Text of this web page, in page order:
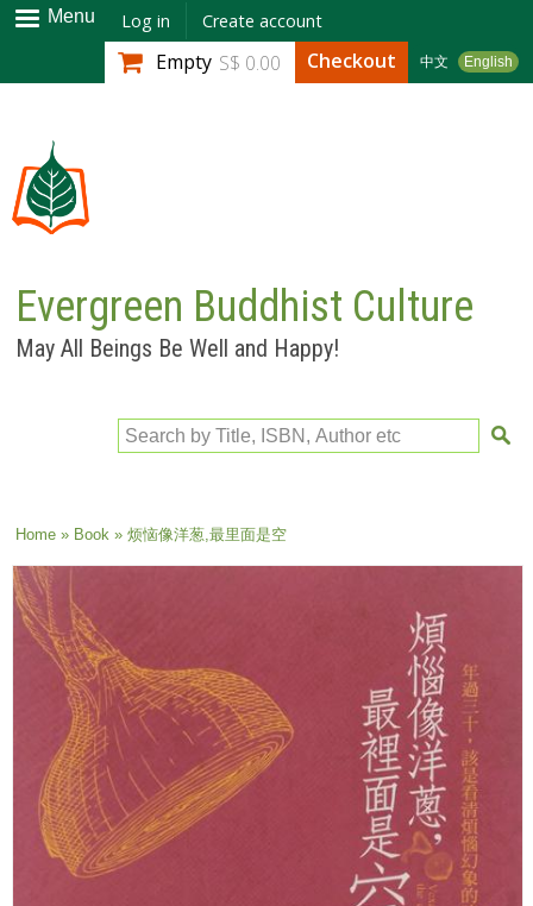
Skip to
main
content
Menu Log in Create account
中文 English
Empty S$ 0.00 Checkout
Evergreen Buddhist Culture
May All Beings Be Well and Happy!
Search by Title, ISBN, Author etc
You are here
Home» Book» 烦恼像洋葱,最里面是空